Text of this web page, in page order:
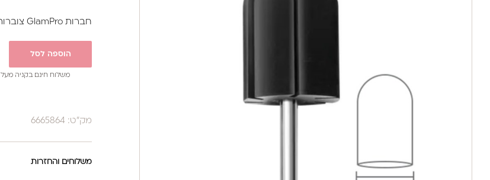
חברות GlamPro צוברות נקודות
הוספה לסל
משלוח חינם בקניה מעל 399 ש”ח
מק"ט: 6665864
משלוחים והחזרות